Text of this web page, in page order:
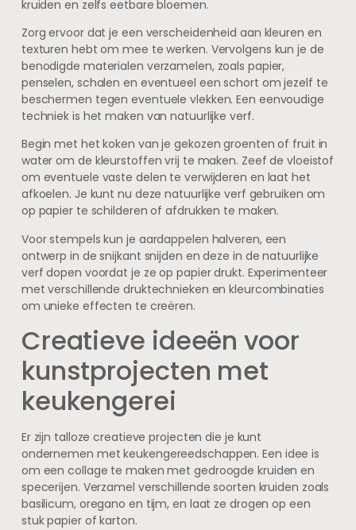
kruiden en zelfs eetbare bloemen.
Zorg ervoor dat je een verscheidenheid aan kleuren en
texturen hebt om mee te werken. Vervolgens kun je de
benodigde materialen verzamelen, zoals papier,
penselen, schalen en eventueel een schort om jezelf te
beschermen tegen eventuele vlekken. Een eenvoudige
techniek is het maken van natuurlijke verf.
Begin met het koken van je gekozen groenten of fruit in
water om de kleurstoffen vrij te maken. Zeef de vloeistof
om eventuele vaste delen te verwijderen en laat het
afkoelen. Je kunt nu deze natuurlijke verf gebruiken om
op papier te schilderen of afdrukken te maken.
Voor stempels kun je aardappelen halveren, een
ontwerp in de snijkant snijden en deze in de natuurlijke
verf dopen voordat je ze op papier drukt. Experimenteer
met verschillende druktechnieken en kleurcombinaties
om unieke effecten te creëren.
Creatieve ideeën voor
kunstprojecten met
keukengerei
Er zijn talloze creatieve projecten die je kunt
ondernemen met keukengereedschappen. Een idee is
om een collage te maken met gedroogde kruiden en
specerijen. Verzamel verschillende soorten kruiden zoals
basilicum, oregano en tijm, en laat ze drogen op een
stuk papier of karton.